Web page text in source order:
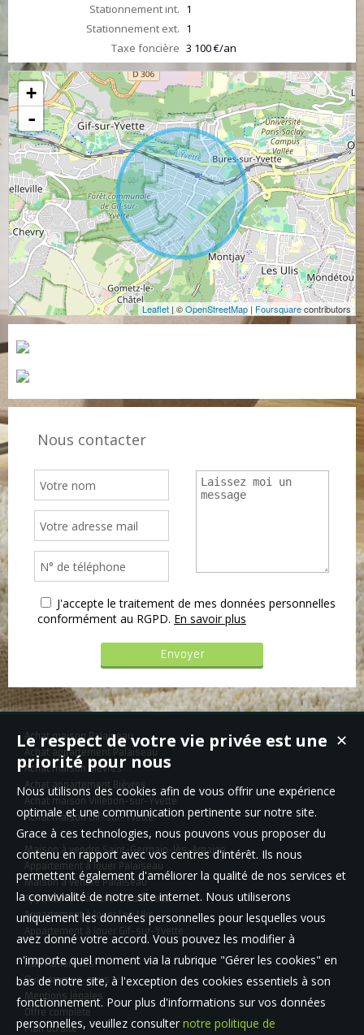
Stationnement int. 1
Stationnement ext. 1
Taxe foncière 3 100 €/an
+
-
Leaflet | ©OpenStreetMap| Foursquarecontributors
Nous contacter
J'accepte le traitement de mes données personnelles
conformément au RGPD. En savoir plus
Achat maison Palaiseau
Achat appartement Palaiseau
Achat maison Bièvres
Achat appartement Bièvres
Achat maison Villebon-sur-Yvette
Achat maison Gif-sur-Yvette
Maison à vendre Saint-Germain-lès-Arpajon
Appartement à louer Palaiseau
Maison à vendre Palaiseau
Appartement à vendre Palaiseau
Appartement à louer Les Ulis
Appartement à louer Gif-sur-Yvette
Nos Honoraires
Qui sommes-nous
Mentions légales
Offre complète
Plan du site
✕
Le respect de votre vie privée est une
priorité pour nous
Nous utilisons des cookies afin de vous offrir une expérience
optimale et une communication pertinente sur notre site.
Grace à ces technologies, nous pouvons vous proposer du
contenu en rapport avec vos centres d'intérêt. Ils nous
permettent également d'améliorer la qualité de nos services et
la convivialité de notre site internet. Nous utiliserons
uniquement les données personnelles pour lesquelles vous
avez donné votre accord. Vous pouvez les modifier à
n'importe quel moment via la rubrique "Gérer les cookies" en
bas de notre site, à l'exception des cookies essentiels à son
fonctionnement. Pour plus d'informations sur vos données
personnelles, veuillez consulter notre politique de